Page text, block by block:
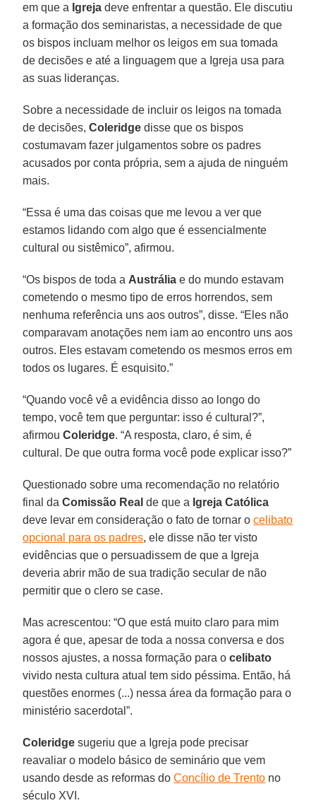
em que a Igreja deve enfrentar a questão. Ele discutiu
a formação dos seminaristas, a necessidade de que
os bispos incluam melhor os leigos em sua tomada
de decisões e até a linguagem que a Igreja usa para
as suas lideranças.
Sobre a necessidade de incluir os leigos na tomada
de decisões,Coleridge disse que os bispos
costumavam fazer julgamentos sobre os padres
acusados por conta própria, sem a ajuda de ninguém
mais.
“Essa é uma das coisas que me levou a ver que
estamos lidando com algo que é essencialmente
cultural ou sistêmico”, afirmou.
“Os bispos de toda a Austrália e do mundo estavam
cometendo o mesmo tipo de erros horrendos, sem
nenhuma referência uns aos outros”, disse. “Eles não
comparavam anotações nem iam ao encontro uns aos
outros. Eles estavam cometendo os mesmos erros em
todos os lugares. É esquisito.”
“Quando você vê a evidência disso ao longo do
tempo, você tem que perguntar: isso é cultural?”,
afirmouColeridge. “A resposta, claro, é sim, é
cultural. De que outra forma você pode explicar isso?”
Questionado sobre uma recomendação no relatório
final daComissão Real de que a Igreja Católica
deve levar em consideração o fato de tornar ocelibato
opcional para os padres, ele disse não ter visto
evidências que o persuadissem de que a Igreja
deveria abrir mão de sua tradição secular de não
permitir que o clero se case.
Mas acrescentou: “O que está muito claro para mim
agora é que, apesar de toda a nossa conversa e dos
nossos ajustes, a nossa formação para ocelibato
vivido nesta cultura atual tem sido péssima. Então, há
questões enormes (...) nessa área da formação para o
ministério sacerdotal”.
Coleridge sugeriu que a Igreja pode precisar
reavaliar o modelo básico de seminário que vem
usando desde as reformas doConcílio de Trento no
século XVI.